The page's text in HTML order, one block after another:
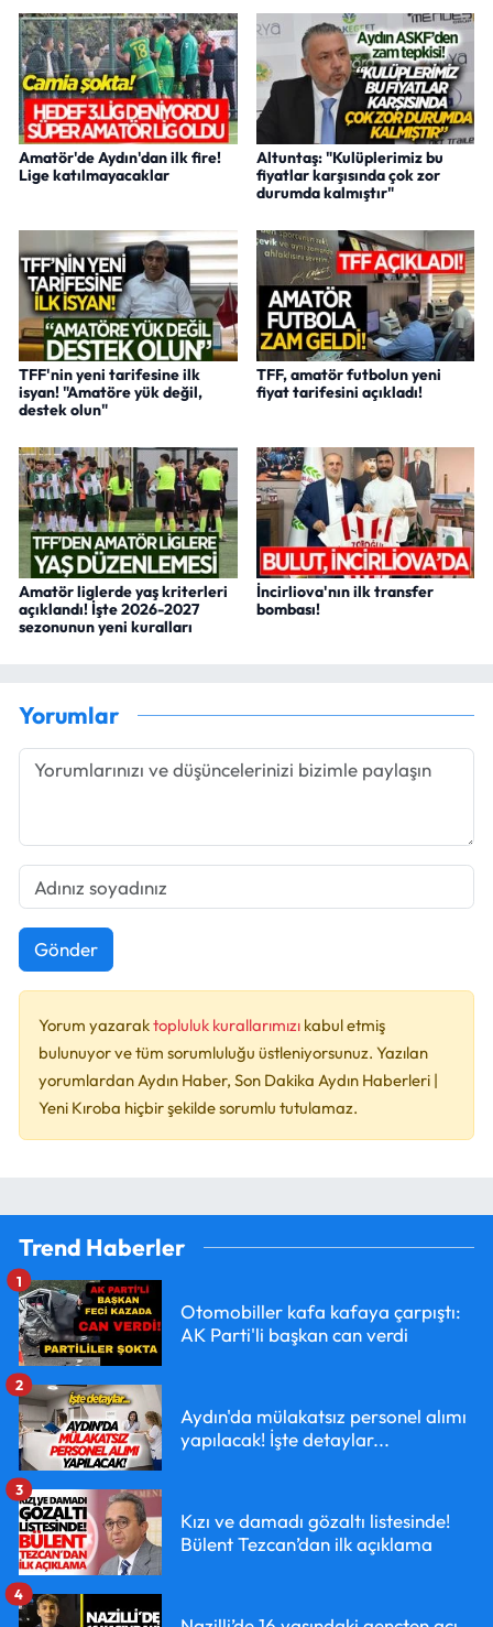
Amatör'de Aydın'dan ilk fire!
Lige katılmayacaklar
Altuntaş: "Kulüplerimiz bu
fiyatlar karşısında çok zor
durumda kalmıştır"
TFF'nin yeni tarifesine ilk
isyan! "Amatöre yük değil,
destek olun"
TFF, amatör futbolun yeni
fiyat tarifesini açıkladı!
Amatör liglerde yaş kriterleri
açıklandı! İşte 2026-2027
sezonunun yeni kuralları
İncirliova'nın ilk transfer
bombası!
Yorumlar
Gönder
Yorum yazaraktopluluk kurallarımızı kabul etmiş
bulunuyor ve tüm sorumluluğu üstleniyorsunuz. Yazılan
yorumlardan Aydın Haber, Son Dakika Aydın Haberleri |
Yeni Kıroba hiçbir şekilde sorumlu tutulamaz.
Trend Haberler
Otomobiller kafa kafaya çarpıştı:
AK Parti'li başkan can verdi
1
Aydın'da mülakatsız personel alımı
yapılacak! İşte detaylar...
2
Kızı ve damadı gözaltı listesinde!
Bülent Tezcan’dan ilk açıklama
3
4